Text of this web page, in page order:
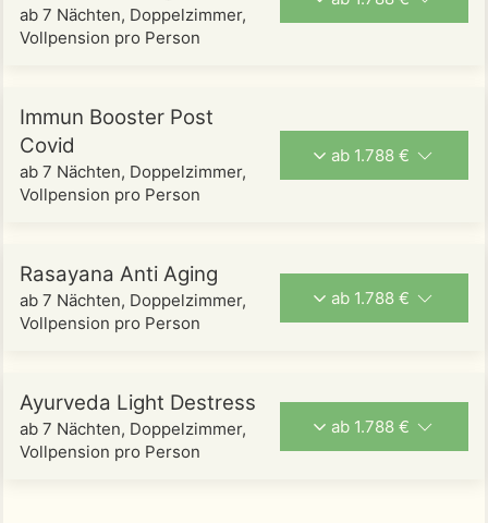
ab 7 Nächten, Doppelzimmer,
Vollpension pro Person
Immun Booster Post
Covid
ab 7 Nächten, Doppelzimmer,
Vollpension pro Person
ab 1.788 €
Rasayana Anti Aging
ab 7 Nächten, Doppelzimmer,
Vollpension pro Person
ab 1.788 €
Ayurveda Light Destress
ab 7 Nächten, Doppelzimmer,
Vollpension pro Person
ab 1.788 €